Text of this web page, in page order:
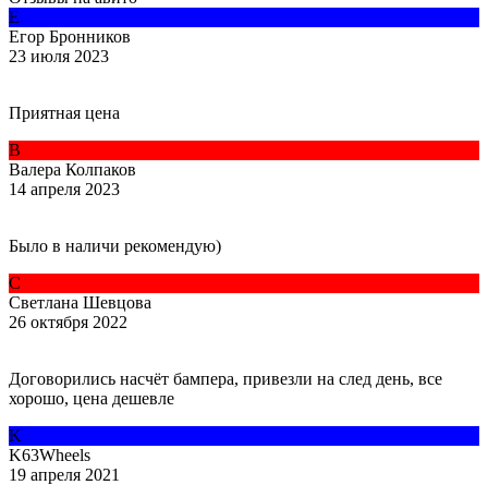
Е
Егор Бронников
23 июля 2023
Приятная цена
В
Валера Колпаков
14 апреля 2023
Было в наличи рекомендую)
С
Светлана Шевцова
26 октября 2022
Договорились насчёт бампера, привезли на след день, все
хорошо, цена дешевле
K
K63Wheels
19 апреля 2021